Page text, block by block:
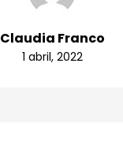
Claudia Franco
1 abril, 2022